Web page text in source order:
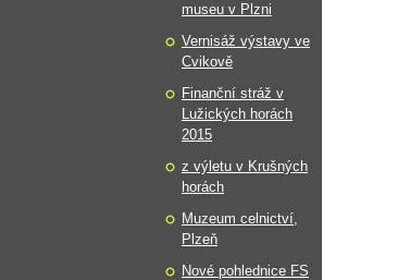
museu v Plzni
Vernisáž výstavy ve
Cvikově
Finanční stráž v
Lužických horách
2015
z výletu v Krušných
horách
Muzeum celnictví,
Plzeň
Nové pohlednice FS